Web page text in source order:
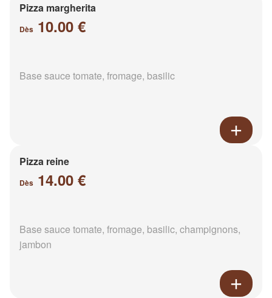
Pizza margherita
Dès 10.00 €
Base sauce tomate, fromage, basilic
Pizza reine
Dès 14.00 €
Base sauce tomate, fromage, basilic, champignons,
jambon